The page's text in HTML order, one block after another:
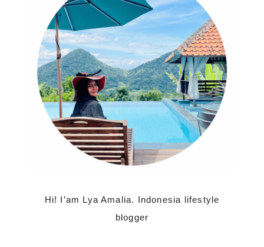
Hi! I’am Lya Amalia. Indonesia lifestyle
blogger